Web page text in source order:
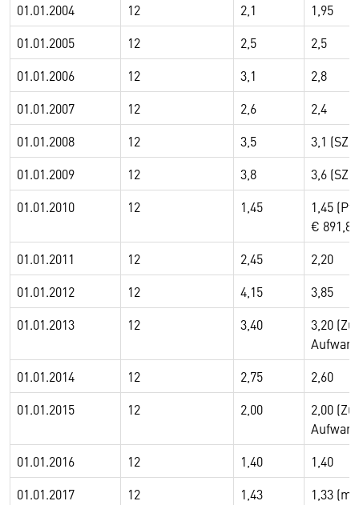
01.01.2004
12 2,1
1,95
01.01.2005
12 2,5
2,5
01.01.2006
12 3,1
2,8
01.01.2007
12 2,6
2,4
01.01.2008
12 3,5
3,1 (SZ
01.01.2009
12 3,8
3,6 (SZ
01.01.2010
12 1,45
1,45
€
01.01.2011
12 2,45
2,20
01.01.2012
12 4,15
3,85
01.01.2013
12 3,40
3,20
01.01.2014
12 2,75
2,60
01.01.2015
12 2,00
2,00
01.01.2016
12 1,40
1,40
01.01.2017
12 1,43
1,33